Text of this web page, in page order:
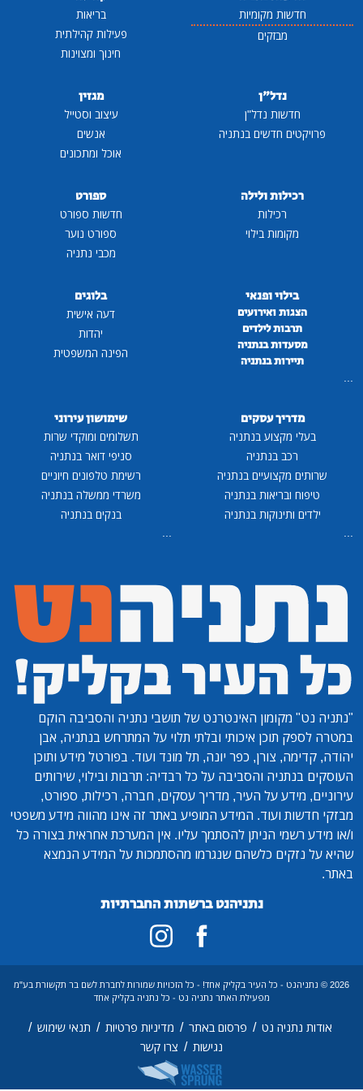
חדשות מקומיות
מבזקים
בריאות
פעילות קהילתית
חינוך ומצוינות
נדל"ן
חדשות נדל"ן
פרויקטים חדשים בנתניה
מגזין
עיצוב וסטייל
אנשים
אוכל ומתכונים
רכילות ולילה
רכילות
מקומות בילוי
ספורט
חדשות ספורט
ספורט נוער
מכבי נתניה
בילוי ופנאי
הצגות ואירועים
תרבות לילדים
מסעדות בנתניה
תיירות בנתניה
...
בלוגים
דעה אישית
יהדות
הפינה המשפטית
מדריך עסקים
בעלי מקצוע בנתניה
רכב בנתניה
שרותים מקצועיים בנתניה
טיפוח ובריאות בנתניה
ילדים ותינוקות בנתניה
...
שימושון עירוני
תשלומים ומוקדי שרות
סניפי דואר בנתניה
רשימת טלפונים חיוניים
משרדי ממשלה בנתניה
בנקים בנתניה
...
"נתניה נט" מקומון האינטרנט של תושבי נתניה והסביבה הוקם
במטרה לספק תוכן איכותי ובלתי תלוי על המתרחש בנתניה, אבן
יהודה, קדימה, צורן, כפר יונה, תל מונד ועוד. בפורטל מידע ותוכן
העוסקים בנתניה והסביבה על כל רבדיה: תרבות ובילוי, שירותים
עירוניים, מידע על העיר, מדריך עסקים, חברה, רכילות, ספורט,
מבזקי חדשות ועוד. המידע המופיע באתר זה אינו מהווה מידע משפטי
ו/או מידע רשמי הניתן להסתמך עליו. אין המערכת אחראית בצורה כל
שהיא על נזקים כלשהם שנגרמו מהסתמכות על המידע הנמצא
באתר.
נתניהנט ברשתות החברתיות
2026 © נתניהנט - כל העיר בקליק אחד! - כל הזכויות שמורות לחברת לשם בר תקשורת בע"מ
מפעילת האתר נתניה נט - כל נתניה בקליק אחד
אודות נתניה נט / פרסום באתר / מדיניות פרטיות / תנאי שימוש /
נגישות / צרו קשר